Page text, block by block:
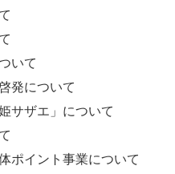
いて
発について
サザエ」について
ポイント事業について